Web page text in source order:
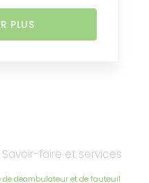
PLUS
faire et services
de déambulateur et de fauteuil